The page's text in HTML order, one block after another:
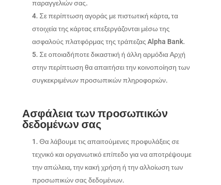
παραγγελιών σας.
Σε περίπτωση αγοράς με πιστωτική κάρτα, τα
στοιχεία της κάρτας επεξεργάζονται μέσω της
ασφαλούς πλατφόρμας της τράπεζας Alpha Bank.
Σε οποιαδήποτε δικαστική ή άλλη αρμόδια Αρχή
στην περίπτωση θα απαιτήσει την κοινοποίηση των
συγκεκριμένων προσωπικών πληροφοριών.
Ασφάλεια των προσωπικών
δεδομένων σας
Θα λάβουμε τις απαιτούμενες προφυλάξεις σε
τεχνικό και οργανωτικό επίπεδο για να αποτρέψουμε
την απώλεια, την κακή χρήση ή την αλλοίωση των
προσωπικών σας δεδομένων.